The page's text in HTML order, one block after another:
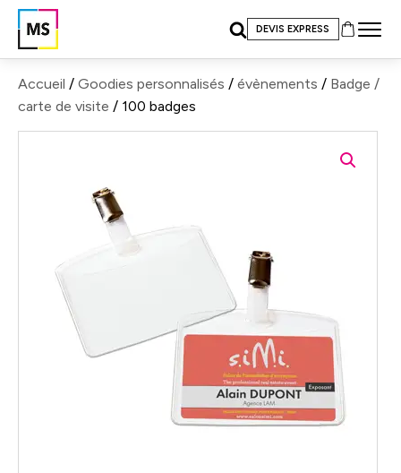
DEVIS EXPRESS
Accueil / Goodies personnalisés / évènements / Badge /
carte de visite / 100 badges